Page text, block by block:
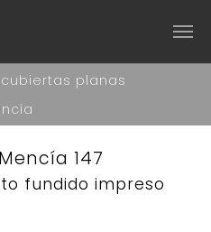
planas
147
fundido impreso